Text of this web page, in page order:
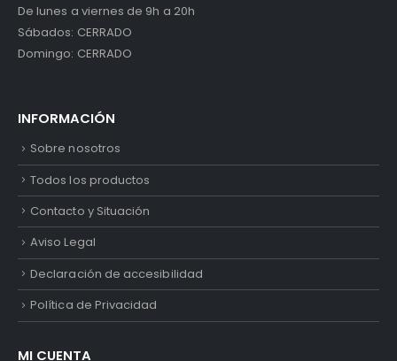
De lunes a viernes de 9h a 20h
Sábados: CERRADO
Domingo: CERRADO
INFORMACIÓN
Sobre nosotros
Todos los productos
Contacto y Situación
Aviso Legal
Declaración de accesibilidad
Política de Privacidad
MI CUENTA